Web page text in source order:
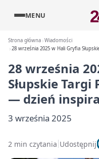
MENU
Strona główna Wiadomości
28 września 2025 w Hali Gryfia
28 września
Słupskie Targi
— dzień
3 września 2025
2 min czytania Udostępnij